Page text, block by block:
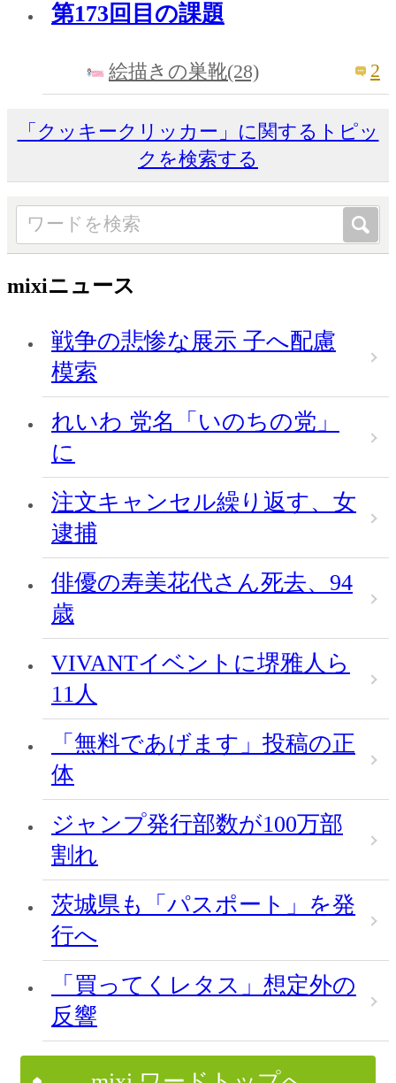
第173回目の課題
絵描きの巣靴(28) 2
「クッキークリッカー」に関するトピッ
クを検索する
mixiニュース
戦争の悲惨な展示 子へ配慮
模索
れいわ 党名「いのちの党」
に
注文キャンセル繰り返す、女
逮捕
俳優の寿美花代さん死去、94
歳
VIVANTイベントに堺雅人ら
11人
「無料であげます」投稿の正
体
ジャンプ発行部数が100万部
割れ
茨城県も「パスポート」を発
行へ
「買ってくレタス」想定外の
反響